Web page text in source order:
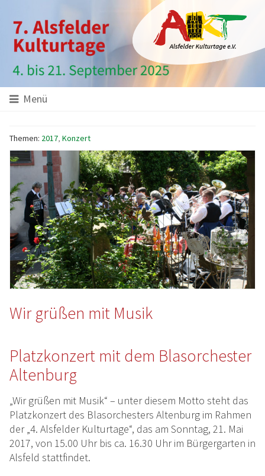
Startseite
Hauptinhalt
Menü
Themen: 2017, Konzert
Wir grüßen mit Musik
Platzkonzert mit dem Blasorchester
Altenburg
„Wir grüßen mit Musik“ – unter diesem Motto steht das
Platzkonzert des Blasorchesters Altenburg im Rahmen
der „4. Alsfelder Kulturtage“, das am Sonntag, 21. Mai
2017, von 15.00 Uhr bis ca. 16.30 Uhr im Bürgergarten in
Alsfeld stattfindet.